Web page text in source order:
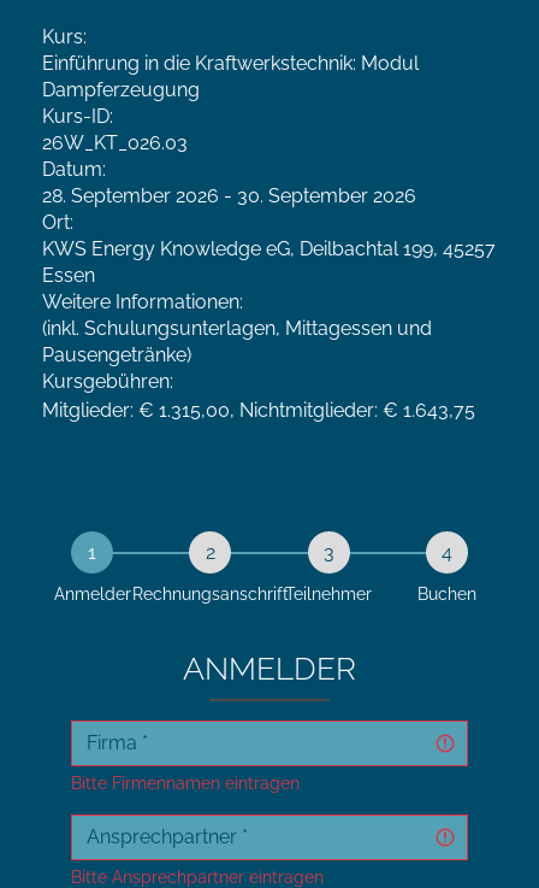
Kurs:
Einführung in die Kraftwerkstechnik: Modul
Dampferzeugung
Kurs-ID:
26W_KT_026.03
Datum:
28. September 2026 - 30. September 2026
Ort:
KWS Energy Knowledge eG, Deilbachtal 199, 45257
Essen
Weitere Informationen:
(inkl. Schulungsunterlagen, Mittagessen und
Pausengetränke)
Kursgebühren:
Mitglieder: € 1.315,00, Nichtmitglieder: € 1.643,75
ANMELDER
Bitte Firmennamen eintragen
Bitte Ansprechpartner eintragen